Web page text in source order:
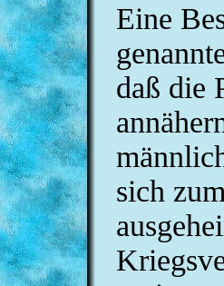
Eine
daß die
sich